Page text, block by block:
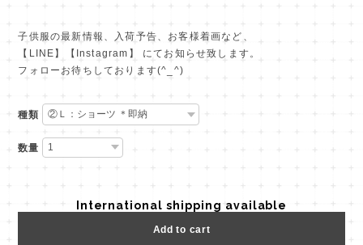
子供服の最新情報、入荷予告、お客様着画など、
【LINE】【Instagram】 にてお知らせ致します。
フォローお待ちしております(^_^)
種類
数量
International shipping available
Add to cart